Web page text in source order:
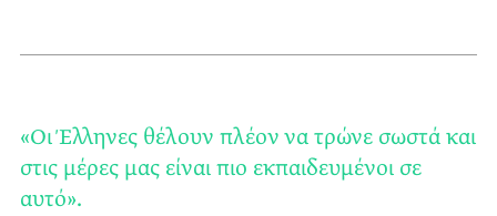
«Οι Έλληνες θέλουν πλέον να τρώνε σωστά και
στις μέρες μας είναι πιο εκπαιδευμένοι σε
αυτό».